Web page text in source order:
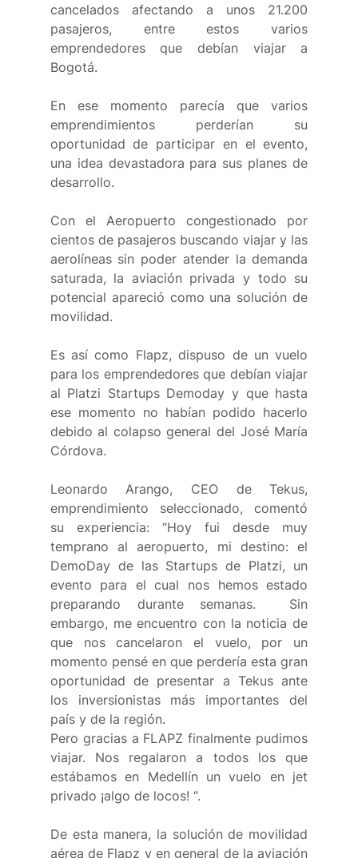
cancelados afectando a unos 21.200
pasajeros, entre estos varios
emprendedores que debían viajar a
Bogotá.
En ese momento parecía que varios
emprendimientos perderían su
oportunidad de participar en el evento,
una idea devastadora para sus planes de
desarrollo.
Con el Aeropuerto congestionado por
cientos de pasajeros buscando viajar y las
aerolíneas sin poder atender la demanda
saturada, la aviación privada y todo su
potencial apareció como una solución de
movilidad.
Es así como Flapz, dispuso de un vuelo
para los emprendedores que debían viajar
al Platzi Startups Demoday y que hasta
ese momento no habían podido hacerlo
debido al colapso general del José María
Córdova.
Leonardo Arango, CEO de Tekus,
emprendimiento seleccionado, comentó
su experiencia: “Hoy fui desde muy
temprano al aeropuerto, mi destino: el
DemoDay de las Startups de Platzi, un
evento para el cual nos hemos estado
preparando durante semanas.  Sin
embargo, me encuentro con la noticia de
que nos cancelaron el vuelo, por un
momento pensé en que perdería esta gran
oportunidad de presentar a Tekus ante
los inversionistas más importantes del
país y de la región.
Pero gracias a FLAPZ finalmente pudimos
viajar. Nos regalaron a todos los que
estábamos en Medellín un vuelo en jet
privado ¡algo de locos! “.
De esta manera, la solución de movilidad
aérea de Flapz y en general de la aviación